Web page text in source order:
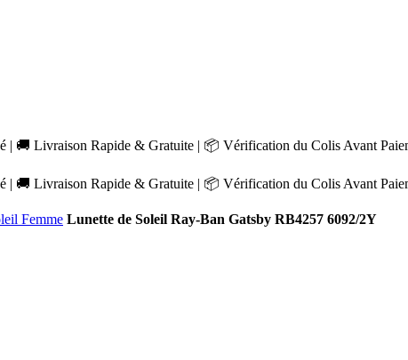
| 🚚 Livraison Rapide & Gratuite | 📦 Vérification du Colis Avant
| 🚚 Livraison Rapide & Gratuite | 📦 Vérification du Colis Avant
Femme Lunette de Soleil Ray-Ban Gatsby RB4257 6092/2Y